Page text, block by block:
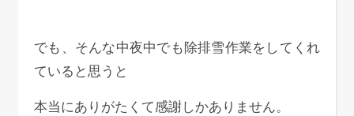
でも、そんな中夜中でも除排雪作業をしてくれ
ていると思うと
本当にありがたくて感謝しかありません。